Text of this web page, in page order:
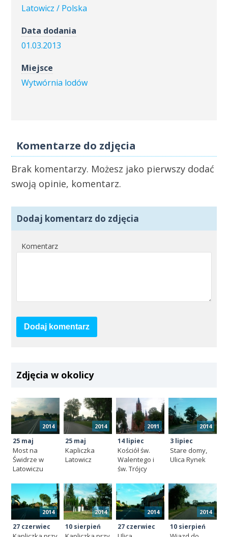
Latowicz / Polska
Data dodania
01.03.2013
Miejsce
Wytwórnia lodów
Komentarze do zdjęcia
Brak komentarzy. Możesz jako pierwszy dodać
swoją opinie, komentarz.
Dodaj komentarz do zdjęcia
Komentarz
Dodaj komentarz
Zdjęcia w okolicy
2014
25 maj
Most na
Świdrze w
Latowiczu
2014
25 maj
Kapliczka
Latowicz
2011
14 lipiec
Kościół św.
Walentego i
św. Trójcy
2014
3 lipiec
Stare domy,
Ulica Rynek
2014
27 czerwiec
2014
10 sierpień
2014
27 czerwiec
2014
10 sierpień